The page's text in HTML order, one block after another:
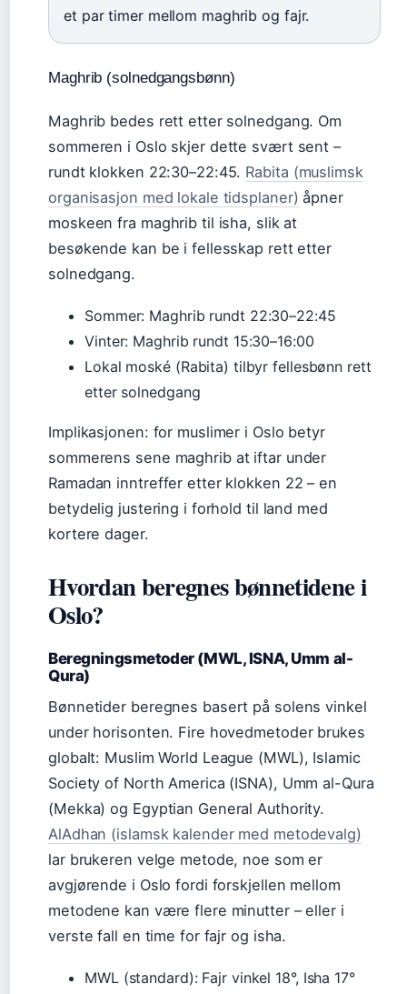
et par timer mellom maghrib og fajr.
Maghrib (solnedgangsbønn)
Maghrib bedes rett etter solnedgang. Om
sommeren i Oslo skjer dette svært sent –
rundt klokken 22:30–22:45. Rabita (muslimsk
organisasjon med lokale tidsplaner) åpner
moskeen fra maghrib til isha, slik at
besøkende kan be i fellesskap rett etter
solnedgang.
Sommer: Maghrib rundt 22:30–22:45
Vinter: Maghrib rundt 15:30–16:00
Lokal moské (Rabita) tilbyr fellesbønn rett
etter solnedgang
Implikasjonen: for muslimer i Oslo betyr
sommerens sene maghrib at iftar under
Ramadan inntreffer etter klokken 22 – en
betydelig justering i forhold til land med
kortere dager.
Hvordan beregnes bønnetidene i
Oslo?
Beregningsmetoder (MWL, ISNA, Umm al-
Qura)
Bønnetider beregnes basert på solens vinkel
under horisonten. Fire hovedmetoder brukes
globalt: Muslim World League (MWL), Islamic
Society of North America (ISNA), Umm al-Qura
(Mekka) og Egyptian General Authority.
AlAdhan (islamsk kalender med metodevalg)
lar brukeren velge metode, noe som er
avgjørende i Oslo fordi forskjellen mellom
metodene kan være flere minutter – eller i
verste fall en time for fajr og isha.
MWL (standard): Fajr vinkel 18°, Isha 17°